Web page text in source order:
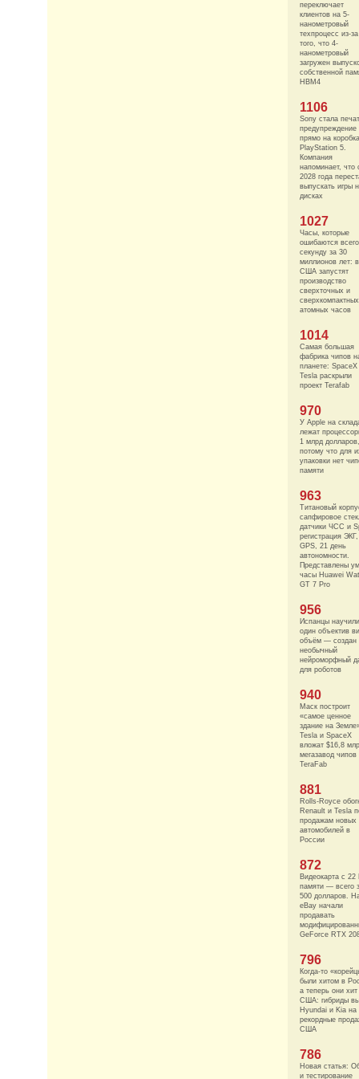
переключает
клиентов на 5-
нанометровый
техпроцесс из-за
того, что 4-
нанометровый
загружен
собственной
HBM4
1106
Sony стала
предупреждение
прямо на
PlayStation 5.
Компания
напоминает, что
2028 года
выпускать игры
дисках
1027
Часы, которые
ошибаются
секунду за 30
миллионов лет: в
США запустят
производство
сверхточных и
сверхкомпактных
атомных часов
1014
Самая большая
фабрика чипов
планете: SpaceX
Tesla раскрыли
проект Terafab
970
У Apple на
лежат
1 млрд долларов,
потому что для
упаковки нет
памяти
963
Титановый
сапфировое
датчики ЧСС и
регистрация ЭКГ,
GPS, 21 день
автономности.
Представлены
часы Huawei
GT 7 Pro
956
Испанцы научили
один объектив
объём — создан
необычный
нейроморфный
для роботов
940
Маск построит
«самое ценное
здание на
Tesla и SpaceX
вложат $16,8
мегазавод чипов
TeraFab
881
Rolls-Royce
Renault и Tesla
продажам новых
автомобилей в
России
872
Видеокарта с 22
памяти — всего
500 долларов.
eBay начали
продавать
GeForce RTX
796
Когда-то
были хитом в
а теперь они хит
США: гибриды
Hyundai и Kia на
рекордные
США
786
Новая статья:
и тестирование